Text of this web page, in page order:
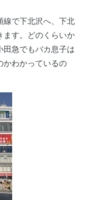
線で下北沢へ、下北
ます。どのくらいか
田急でもバカ息子は
かわかっているの